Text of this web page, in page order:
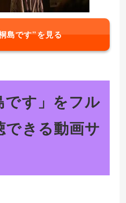
島です”を見る
です」をフル
できる動画サ